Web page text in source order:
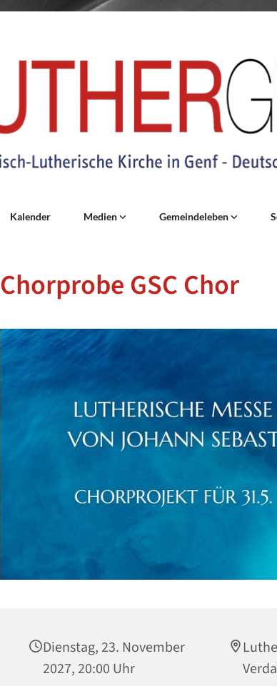
Kalender Medien Gemeindeleben
Chorprobe GSC Chor
Dienstag, 23. November
2027, 20:00 Uhr